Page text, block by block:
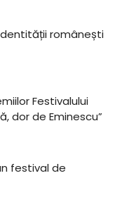
românești
Festivalului
dor de Eminescu”
festival de